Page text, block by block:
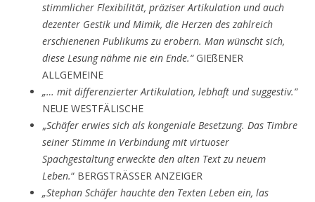
stimmlicher Flexibilität, präziser Artikulation und auch
dezenter Gestik und Mimik, die Herzen des zahlreich
erschienenen Publikums zu erobern. Man wünscht sich,
diese Lesung nähme nie ein Ende.“GIEßENER
ALLGEMEINE
„… mit differenzierter Artikulation, lebhaft und suggestiv.“
NEUE WESTFÄLISCHE
„Schäfer erwies sich als kongeniale Besetzung. Das Timbre
seiner Stimme in Verbindung mit virtuoser
Spachgestaltung erweckte den alten Text zu neuem
Leben.“ BERGSTRÄSSER ANZEIGER
„Stephan Schäfer hauchte den Texten Leben ein, las